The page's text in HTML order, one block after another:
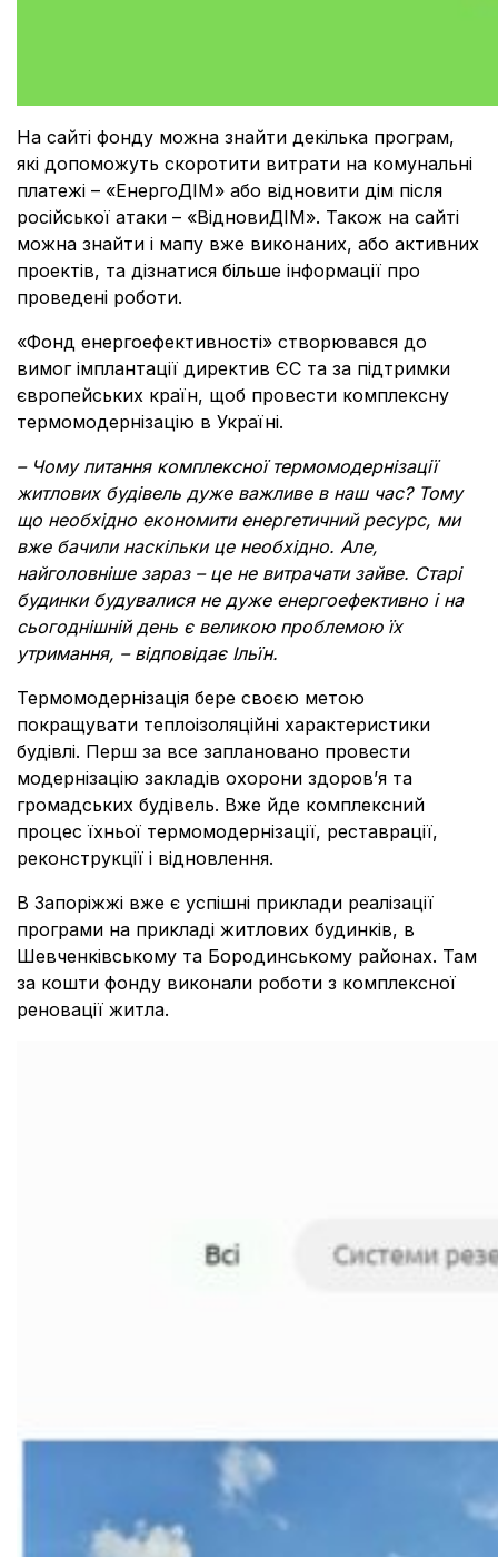
На сайті фонду можна знайти декілька програм,
які допоможуть скоротити витрати на комунальні
платежі – «ЕнергоДІМ» або відновити дім після
російської атаки – «ВідновиДІМ». Також на сайті
можна знайти і мапу вже виконаних, або активних
проектів, та дізнатися більше інформації про
проведені роботи.
«Фонд енергоефективності» створювався до
вимог імплантації директив ЄС та за підтримки
європейських країн, щоб провести комплексну
термомодернізацію в Україні.
– Чому питання комплексної термомодернізації
житлових будівель дуже важливе в наш час? Тому
що необхідно економити енергетичний ресурс, ми
вже бачили наскільки це необхідно. Але,
найголовніше зараз – це не витрачати зайве. Старі
будинки будувалися не дуже енергоефективно і на
сьогоднішній день є великою проблемою їх
утримання, – відповідає Ільїн.
Термомодернізація бере своєю метою
покращувати теплоізоляційні характеристики
будівлі. Перш за все заплановано провести
модернізацію закладів охорони здоров’я та
громадських будівель. Вже йде комплексний
процес їхньої термомодернізації, реставрації,
реконструкції і відновлення.
В Запоріжжі вже є успішні приклади реалізації
програми на прикладі житлових будинків, в
Шевченківському та Бородинському районах. Там
за кошти фонду виконали роботи з комплексної
реновації житла.